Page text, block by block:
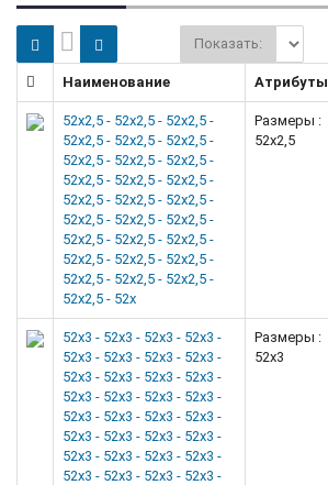
Показать:
Наименование Атрибуты
52x2,5 - 52x2,5 - 52x2,5 -
52x2,5 - 52x2,5 - 52x2,5 -
52x2,5 - 52x2,5 - 52x2,5 -
52x2,5 - 52x2,5 - 52x2,5 -
52x2,5 - 52x2,5 - 52x2,5 -
52x2,5 - 52x2,5 - 52x2,5 -
52x2,5 - 52x2,5 - 52x2,5 -
52x2,5 - 52x2,5 - 52x2,5 -
52x2,5 - 52x2,5 - 52x2,5 -
52x2,5 - 52x
Размеры :
52x2,5
52x3 - 52x3 - 52x3 - 52x3 -
52x3 - 52x3 - 52x3 - 52x3 -
52x3 - 52x3 - 52x3 - 52x3 -
52x3 - 52x3 - 52x3 - 52x3 -
52x3 - 52x3 - 52x3 - 52x3 -
52x3 - 52x3 - 52x3 - 52x3 -
52x3 - 52x3 - 52x3 - 52x3 -
52x3 - 52x3 - 52x3 - 52x3 -
Размеры :
52x3